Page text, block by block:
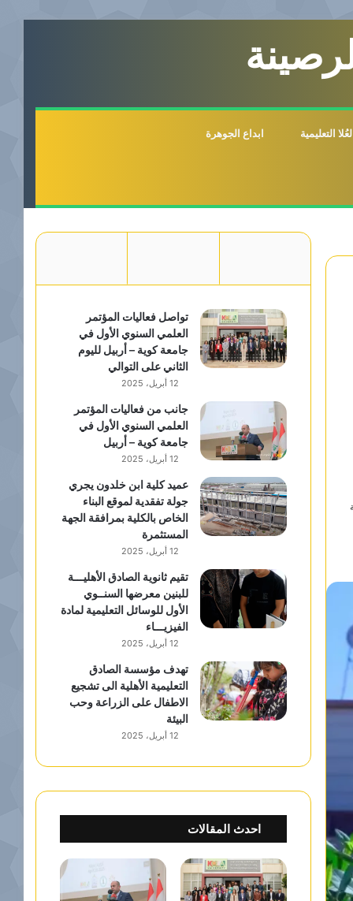
التعليمية ابداع الجوهرة
تواصل فعاليات المؤتمر
العلمي السنوي الأول في
جامعة كوية – أربيل لليوم
الثاني على التوالي
12 أبريل، 2025
جانب من فعاليات المؤتمر
العلمي السنوي الأول في
جامعة كوية – أربيل
12 أبريل، 2025
عميد كلية ابن خلدون يجري
جولة تفقدية لموقع البناء
الخاص بالكلية بمرافقة الجهة
المستثمرة
12 أبريل، 2025
تقيم ثانوية الصادق الأهليـــة
للبنين معرضها السنــوي
الأول للوسائل التعليمية لمادة
الفيزيـــاء
12 أبريل، 2025
تهدف مؤسسة الصادق
التعليمية الأهلية الى تشجيع
الاطفال على الزراعة وحب
البيئة
12 أبريل، 2025
احدث المقالات